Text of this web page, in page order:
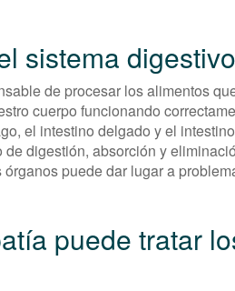
sistema
de procesar los alimentos
cuerpo funcionando
el intestino delgado y el
digestión, absorción y
puede dar lugar a
puede tratar